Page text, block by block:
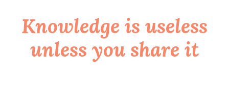
Skip
content
Knowledge is useless
unless you share it